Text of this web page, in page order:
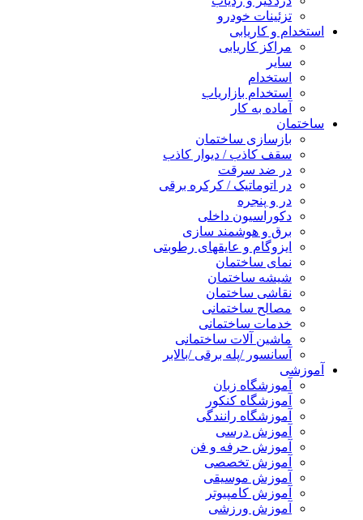
تزئینات خودرو
استخدام و کاریابی
مراکز کاریابی
سایر
استخدام
استخدام بازاریاب
آماده به کار
ساختمان
بازسازی ساختمان
سقف کاذب / دیوار کاذب
در ضد سرقت
در اتوماتیک / کرکره برقی
در و پنجره
دکوراسیون داخلی
برق و هوشمند سازی
ایزوگام و عایقهای رطوبتی
نمای ساختمان
شیشه ساختمان
نقاشی ساختمان
مصالح ساختمانی
خدمات ساختمانی
ماشین آلات ساختمانی
آسانسور /پله برقی /بالابر
آموزشی
آموزشگاه زبان
آموزشگاه کنکور
آموزشگاه رانندگی
آموزش درسی
آموزش حرفه و فن
آموزش تخصصی
آموزش موسیقی
آموزش کامپیوتر
آموزش ورزشی